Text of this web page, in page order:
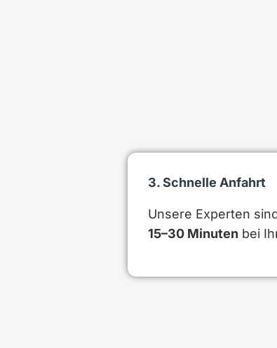
3. Schnelle Anfahrt
Unsere Experten
15–30 Minuten bei